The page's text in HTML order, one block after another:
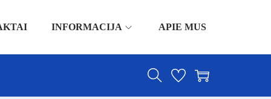
INFORMACIJA APIE MUS